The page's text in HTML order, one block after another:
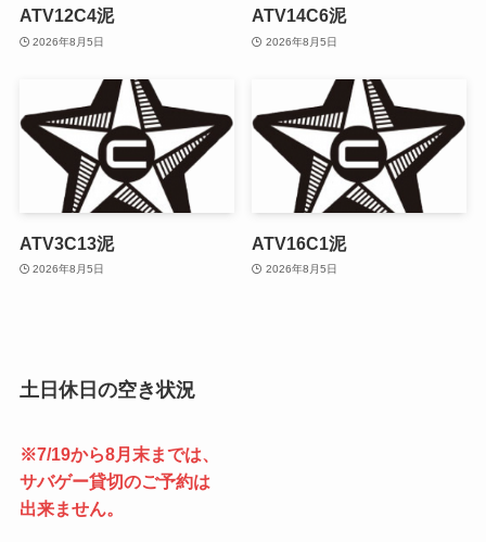
ATV12C4泥
2026年8月5日
ATV14C6泥
2026年8月5日
ATV3C13泥
2026年8月5日
ATV16C1泥
2026年8月5日
土日休日の空き状況
※7/19から8月末までは、
サバゲー貸切のご予約は
出来ません。